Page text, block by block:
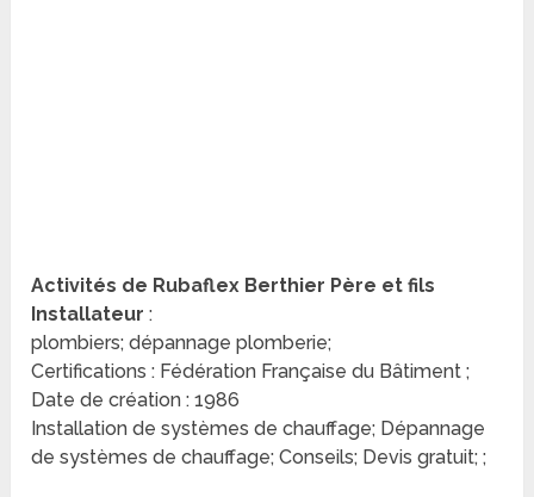
Activités de Rubaflex Berthier Père et fils
Installateur :
plombiers; dépannage plomberie;
Certifications : Fédération Française du Bâtiment ;
Date de création : 1986
Installation de systèmes de chauffage; Dépannage
de systèmes de chauffage; Conseils; Devis gratuit; ;